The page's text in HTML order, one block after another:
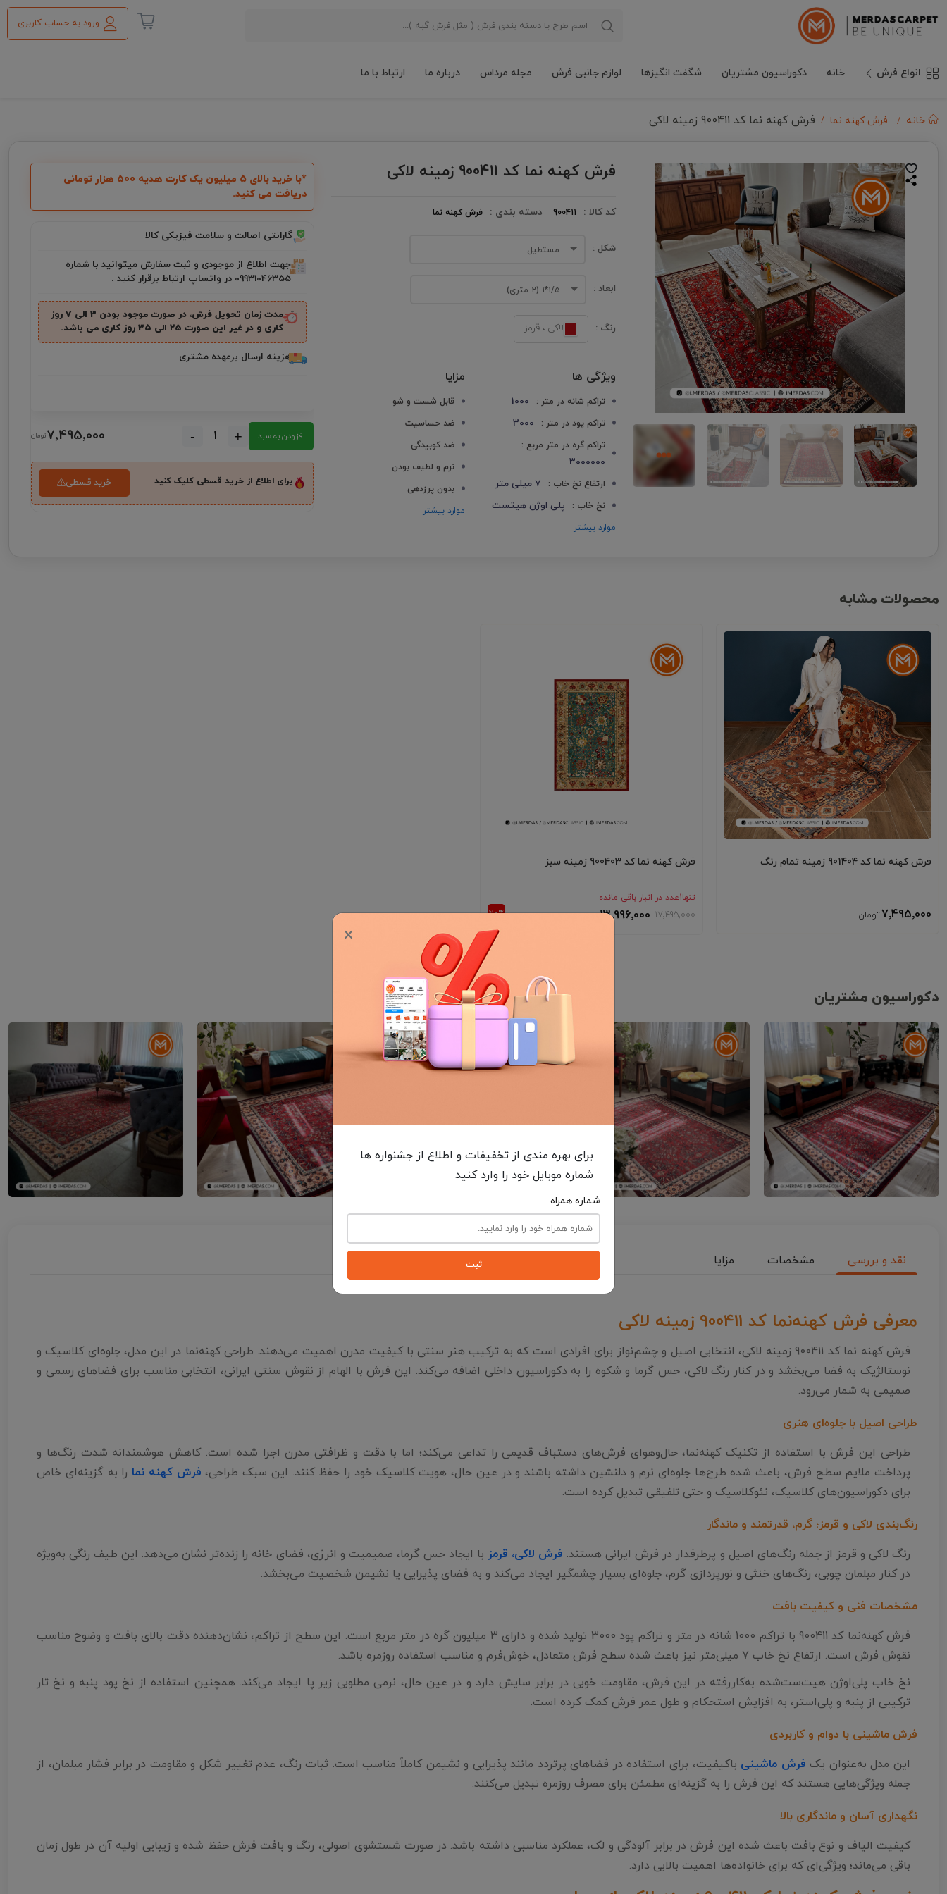
ورود به حساب کاربری
انواع فرش خانه دکوراسیون مشتریان شگفت انگیزها لوازم جانبی فرش مجله مرداس درباره ما ارتباط با ما
خانه فرش کهنه نما فرش کهنه نما کد 900411 زمینه لاکی
فرش کهنه نما کد 900411 زمینه لاکی
کد کالا : 900411 دسته بندی : فرش کهنه نما
شکل : مستطیل
ابعاد : ۱/۵*۱ (۲ متری)
رنگ : لاکی ، قرمز
ویژگی ها
تراکم شانه در متر : 1000
تراکم پود در متر : 3000
تراکم گره در متر مربع :
3000000
ارتفاع نخ خاب : 7 میلی متر
نخ خاب : پلی اوژن هیتست
موارد بیشتر
مزایا
قابل شست و شو
ضد حساسیت
ضد کوبیدگی
نرم و لطیف بودن
بدون پرزدهی
موارد بیشتر
*با خرید بالای 5 میلیون یک کارت هدیه ۵۰۰ هزار تومانی
دریافت می کنید.
گارانتی اصالت و سلامت فیزیکی کالا
جهت اطلاع از موجودی و ثبت سفارش میتوانید با شماره
09931046355 در واتساپ ارتباط برقرار کنید .
مدت زمان تحویل فرش، در صورت موجود بودن 3 الی 7 روز
کاری و در غیر این صورت ۲5 الی 35 روز کاری می باشد.
هزینه ارسال برعهده مشتری
افزودن به سبد - + 7٬495٬000
برای اطلاع از خرید قسطی کلیک کنید خرید قسطی
محصولات مشابه
فرش کهنه نما کد 901404 زمینه تمام رنگ
7٬495٬000
فرش کهنه نما کد 900403 زمینه سبز
تنها1عدد در انبار باقی مانده
17٬495٬000 13٬996٬000
دکوراسیون مشتریان
نقد و بررسی مشخصات مزایا
معرفی فرش کهنه‌نما کد 900411 زمینه لاکی
فرش کهنه نما کد 900411 زمینه لاکی، انتخابی اصیل و چشم‌نواز برای افرادی است که به ترکیب هنر سنتی با کیفیت مدرن اهمیت می‌دهند. طراحی کهنه‌نما در این مدل، جلوه‌ای کلاسیک و
نوستالژیک به فضا می‌بخشد و در کنار رنگ لاکی، حس گرما و شکوه را به دکوراسیون داخلی اضافه می‌کند. این فرش با الهام از نقوش سنتی ایرانی، انتخابی مناسب برای فضاهای رسمی و
صمیمی به شمار می‌رود.
طراحی اصیل با جلوه‌ای هنری
طراحی این فرش با استفاده از تکنیک کهنه‌نما، حال‌وهوای فرش‌های دستباف قدیمی را تداعی می‌کند؛ اما با دقت و ظرافتی مدرن اجرا شده است. کاهش هوشمندانه شدت رنگ‌ها و
پرداخت ملایم سطح فرش، باعث شده طرح‌ها جلوه‌ای نرم و دلنشین داشته باشند و در عین حال، هویت کلاسیک خود را حفظ کنند. این سبک طراحی، فرش کهنه نما را به گزینه‌ای خاص
برای دکوراسیون‌های کلاسیک، نئوکلاسیک و حتی تلفیقی تبدیل کرده است.
رنگ‌بندی لاکی و قرمز؛ گرم، قدرتمند و ماندگار
رنگ لاکی و قرمز از جمله رنگ‌های اصیل و پرطرفدار در فرش ایرانی هستند. فرش لاکی، قرمز با ایجاد حس گرما، صمیمیت و انرژی، فضای خانه را زنده‌تر نشان می‌دهد. این طیف رنگی به‌ویژه
در کنار مبلمان چوبی، رنگ‌های خنثی و نورپردازی گرم، جلوه‌ای بسیار چشمگیر ایجاد می‌کند و به فضای پذیرایی یا نشیمن شخصیت می‌بخشد.
مشخصات فنی و کیفیت بافت
فرش کهنه‌نما کد 900411 با تراکم 1000 شانه در متر و تراکم پود 3000 تولید شده و دارای 3 میلیون گره در متر مربع است. این سطح از تراکم، نشان‌دهنده دقت بالای بافت و وضوح مناسب
نقوش فرش است. ارتفاع نخ خاب 7 میلی‌متر نیز باعث شده سطح فرش متعادل، خوش‌فرم و مناسب استفاده روزمره باشد.
نخ خاب پلی‌اوژن هیت‌ست‌شده به‌کاررفته در این فرش، مقاومت خوبی در برابر سایش دارد و در عین حال، نرمی مطلوبی زیر پا ایجاد می‌کند. همچنین استفاده از نخ پود پنبه و نخ تار
ترکیبی از پنبه و پلی‌استر، به افزایش استحکام و طول عمر فرش کمک کرده است.
فرش ماشینی با دوام و کاربردی
این مدل به‌عنوان یک فرش ماشینی باکیفیت، برای استفاده در فضاهای پرتردد مانند پذیرایی و نشیمن کاملاً مناسب است. ثبات رنگ، عدم تغییر شکل و مقاومت در برابر فشار مبلمان، از
جمله ویژگی‌هایی هستند که این فرش را به گزینه‌ای مطمئن برای مصرف روزمره تبدیل می‌کنند.
نگهداری آسان و ماندگاری بالا
کیفیت الیاف و نوع بافت باعث شده این فرش در برابر آلودگی و لک، عملکرد مناسبی داشته باشد. در صورت شستشوی اصولی، رنگ و بافت فرش حفظ شده و زیبایی اولیه آن در طول زمان
باقی می‌ماند؛ ویژگی‌ای که برای خانواده‌ها اهمیت بالایی دارد.
×
برای بهره مندی از تخفیفات و اطلاع از جشنواره ها
شماره موبایل خود را وارد کنید
شماره همراه
ثبت